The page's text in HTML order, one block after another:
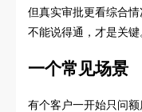
但真实审批更看综合
不能说得通，才是关键。
一个常见场景
有个客户一开始只问额